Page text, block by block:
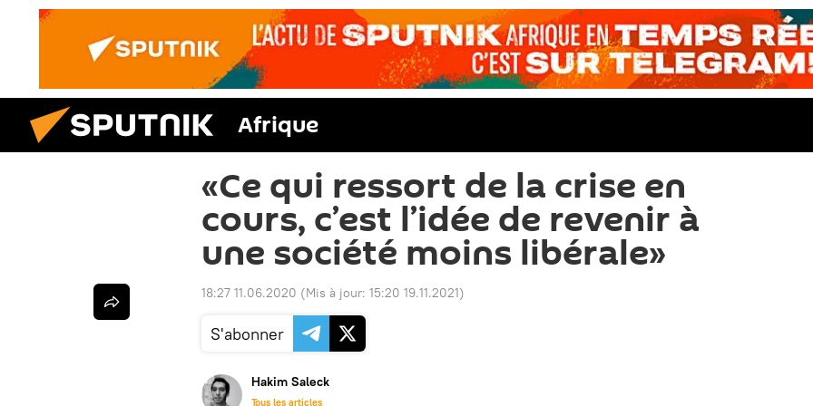
Afrique
«Ce qui ressort de la crise en
cours, c’est l’idée de revenir à
une société moins libérale»
18:27 11.06.2020 (Mis à jour: 15:20 19.11.2021)
S'abonner
Hakim Saleck
Tous les articles